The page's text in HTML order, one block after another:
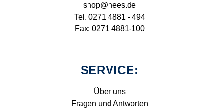
shop@hees.de
Tel. 0271 4881 - 494
Fax: 0271 4881-100
SERVICE:
Über uns
Fragen und Antworten